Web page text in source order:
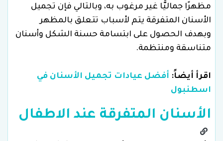
مظهرًا جماليًّا غير مرغوب به، وبالتالي فإن تجميل
الأسنان المتفرقة يتم لأسباب تتعلق بالمظهر
وبهدف الحصول على ابتسامة حسنة الشكل وأسنان
متناسقة ومنتظمة.
اقرأ أيضاً: أفضل عيادات تجميل الأسنان في
اسطنبول
الأسنان المتفرقة عند الاطفال